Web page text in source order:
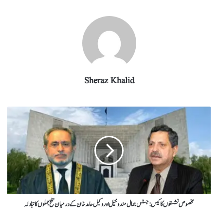
Sheraz Khalid
مخصوص نشستوں کا کیس : جسٹس جمال مندوخیل اور وکیل حامد خان کے درمیان تلخ جملوں کا تبادلہ